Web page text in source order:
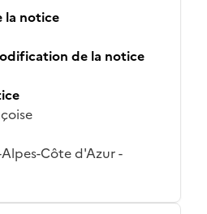
la notice
de la notice
Côte d'Azur -